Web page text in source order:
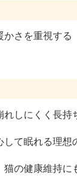
さを重視する
しにくく長持
て眠れる理想
の健康維持